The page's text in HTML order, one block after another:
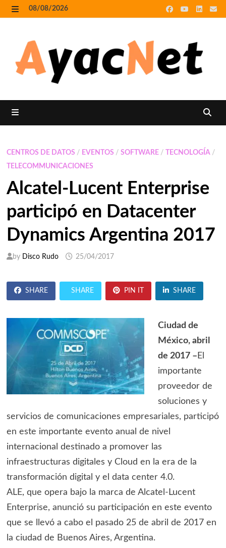
Skip
to
08/08/2026
CENTROS DE DATOS / EVENTOS / SOFTWARE/ TECNOLOGÍA/
TELECOMMUNICACIONES
Alcatel-Lucent Enterprise
participó en Datacenter
Dynamics Argentina 2017
by Disco Rudo 25/04/2017
SHARE SHARE PIN IT SHARE
Ciudad de
México, abril
de 2017 – El
importante
proveedor de
soluciones y
servicios de comunicaciones empresariales, participó
en este importante evento anual de nivel
internacional destinado a promover las
infraestructuras digitales y Cloud en la era de la
transformación digital y el data center 4.0.
ALE, que opera bajo la marca de Alcatel-Lucent
Enterprise, anunció su participación en este evento
que se llevó a cabo el pasado 25 de abril de 2017 en
la ciudad de Buenos Aires, Argentina.